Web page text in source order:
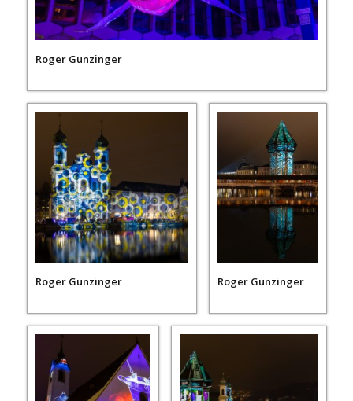
Roger Gunzinger
Roger Gunzinger Roger Gunzinger